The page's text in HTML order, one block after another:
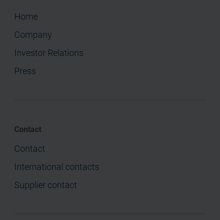
Home
Company
Investor Relations
Press
Contact
Contact
International contacts
Supplier contact